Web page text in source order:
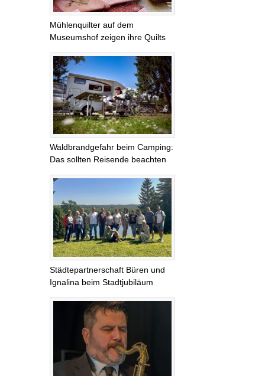
Mühlenquilter auf dem
Museumshof zeigen ihre Quilts
Waldbrandgefahr beim Camping:
Das sollten Reisende beachten
Städtepartnerschaft Büren und
Ignalina beim Stadtjubiläum